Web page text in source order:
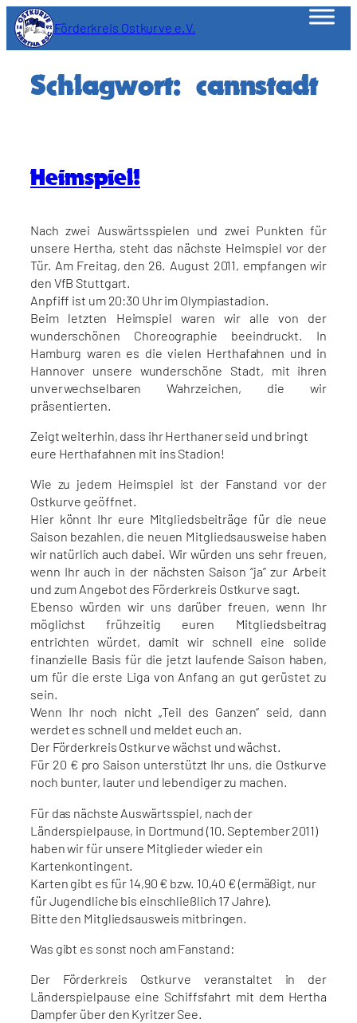
Zum
Inhalt
springen
Förderkreis Ostkurve e.V.
Schlagwort: cannstadt
Heimspiel!
Nach zwei Auswärtsspielen und zwei Punkten für
unsere Hertha, steht das nächste Heimspiel vor der
Tür. Am Freitag, den 26. August 2011, empfangen wir
den VfB Stuttgart.
Anpfiff ist um 20:30 Uhr im Olympiastadion.
Beim letzten Heimspiel waren wir alle von der
wunderschönen Choreographie beeindruckt. In
Hamburg waren es die vielen Herthafahnen und in
Hannover unsere wunderschöne Stadt, mit ihren
unverwechselbaren Wahrzeichen, die wir
präsentierten.
Zeigt weiterhin, dass ihr Herthaner seid und bringt
eure Herthafahnen mit ins Stadion!
Wie zu jedem Heimspiel ist der Fanstand vor der
Ostkurve geöffnet.
Hier könnt Ihr eure Mitgliedsbeiträge für die neue
Saison bezahlen, die neuen Mitgliedsausweise haben
wir natürlich auch dabei. Wir würden uns sehr freuen,
wenn Ihr auch in der nächsten Saison “ja” zur Arbeit
und zum Angebot des Förderkreis Ostkurve sagt.
Ebenso würden wir uns darüber freuen, wenn Ihr
möglichst frühzeitig euren Mitgliedsbeitrag
entrichten würdet, damit wir schnell eine solide
finanzielle Basis für die jetzt laufende Saison haben,
um für die erste Liga von Anfang an gut gerüstet zu
sein.
Wenn Ihr noch nicht „Teil des Ganzen“ seid, dann
werdet es schnell und meldet euch an.
Der Förderkreis Ostkurve wächst und wächst.
Für 20 € pro Saison unterstützt Ihr uns, die Ostkurve
noch bunter, lauter und lebendiger zu machen.
Für das nächste Auswärtsspiel, nach der
Länderspielpause, in Dortmund (10. September 2011)
haben wir für unsere Mitglieder wieder ein
Kartenkontingent.
Karten gibt es für 14,90 € bzw. 10,40 € (ermäßigt, nur
für Jugendliche bis einschließlich 17 Jahre).
Bitte den Mitgliedsausweis mitbringen.
Was gibt es sonst noch am Fanstand:
Der Förderkreis Ostkurve veranstaltet in der
Länderspielpause eine Schiffsfahrt mit dem Hertha
Dampfer über den Kyritzer See.